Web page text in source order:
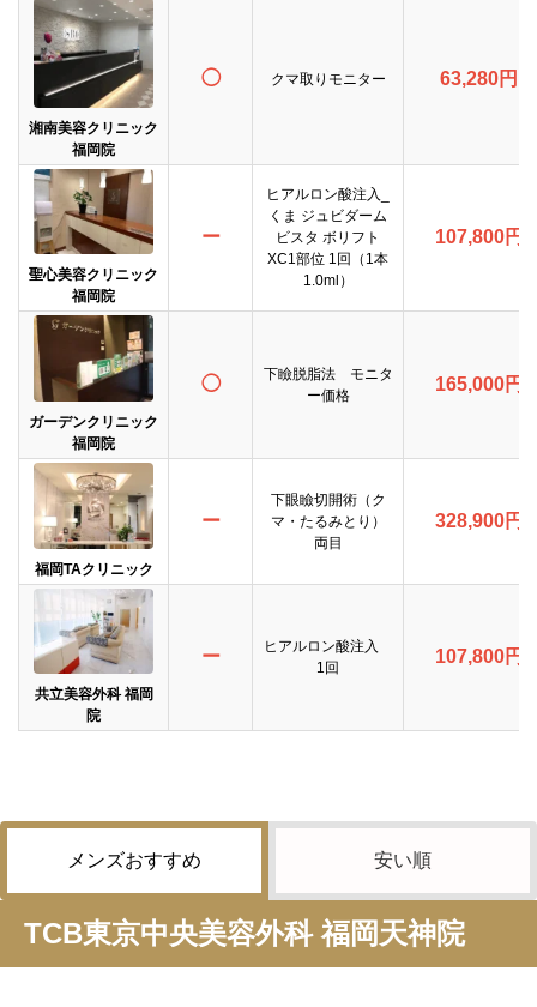
湘南美容クリニック
福岡院
◯ クマ取りモニター 63,280円
聖心美容クリニック
福岡院
ー
ヒアルロン酸注入_
くま ジュビダーム
ビスタ ボリフト
XC1部位 1回（1本
1.0ml）
107,800円
ガーデンクリニック
福岡院
◯
下瞼脱脂法 モニタ
ー価格
165,000円
福岡TAクリニック
ー
下眼瞼切開術（ク
マ・たるみとり）
両目
328,900円
共立美容外科 福岡
院
ー
ヒアルロン酸注入
1回
107,800円
メンズおすすめ 安い順
TCB東京中央美容外科 福岡天神院